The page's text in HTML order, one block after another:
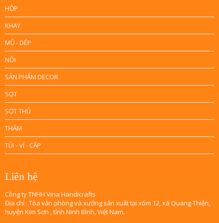
HỘP
KHAY
MŨ - DÉP
NÔI
SẢN PHẨM DECOR
SỌT
SỌT THÚ
THẢM
TÚI - VÍ - CẶP
Liên hệ
Công ty TNHH Vina Handicrafts
Địa chỉ : Tòa văn phòng và xưởng sản xuất tại xóm 12, xã Quang Thiện,
huyện Kim Sơn , tỉnh Ninh Bình, Việt Nam.